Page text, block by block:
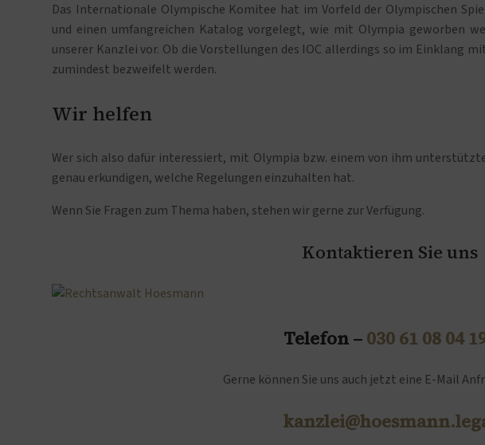
Das Internationale Olympische Komitee hat im Vorfeld der Olympischen
und einen umfangreichen Katalog vorgelegt, wie mit Olympia geworben
unserer Kanzlei vor. Ob die Vorstellungen des IOC allerdings so im Einklang
zumindest bezweifelt werden.
Wir helfen
Wer sich also dafür interessiert, mit Olympia bzw. einem von ihm
genau erkundigen, welche Regelungen einzuhalten hat.
Wenn Sie Fragen zum Thema haben, stehen wir gerne zur Verfügung.
Kontaktieren Sie uns
Telefon – 030 61 08 04
Gerne können Sie uns auch jetzt eine E-Mail